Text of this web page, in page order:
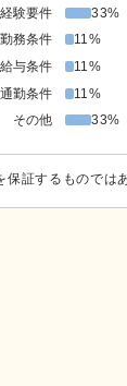
経験要件
33%
勤務条件
11%
給与条件
11%
通勤条件
11%
その他
33%
証するものでは